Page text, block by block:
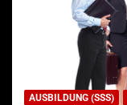
AUSBILDUNG (SSS)